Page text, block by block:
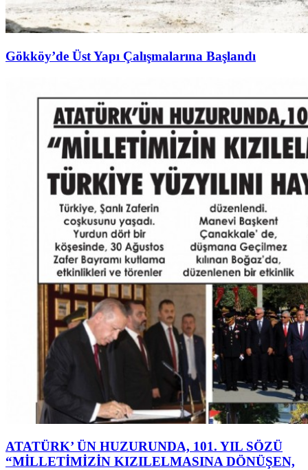
Gökköy’de Üst Yapı Çalışmalarına Başlandı
ATATÜRK’ ÜN HUZURUNDA, 101. YIL SÖZÜ
“MİLLETİMİZİN KIZILELMASINA DÖNÜŞEN,